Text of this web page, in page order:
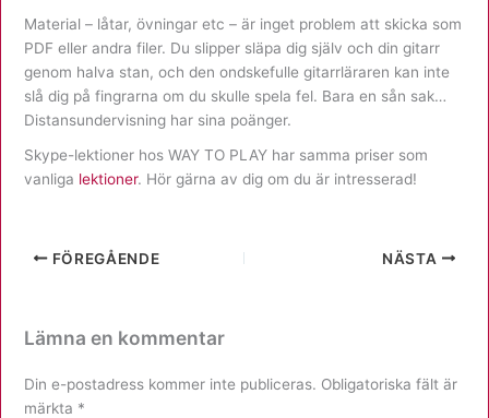
Material – låtar, övningar etc – är inget problem att skicka som
PDF eller andra filer. Du slipper släpa dig själv och din gitarr
genom halva stan, och den ondskefulle gitarrläraren kan inte
slå dig på fingrarna om du skulle spela fel. Bara en sån sak…
Distansundervisning har sina poänger.
Skype-lektioner hos WAY TO PLAY har samma priser som
vanliga lektioner. Hör gärna av dig om du är intresserad!
FÖREGÅENDE NÄSTA
Lämna en kommentar
Din e-postadress kommer inte publiceras. Obligatoriska fält är
märkta *